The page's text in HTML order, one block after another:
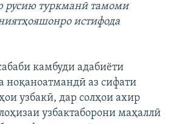
русию туркманӣ тамоми
истифода
камбуди адабиёти
ноқаноатмандӣ аз сифати
узбакӣ, дар солҳои ахир
узбактаборони маҳаллӣ